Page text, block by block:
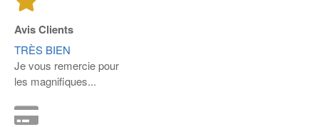
Avis Clients
TRÈS BIEN
Je vous remercie pour
les magnifiques...